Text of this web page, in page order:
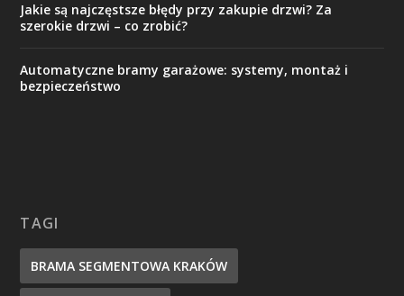
Jakie są najczęstsze błędy przy zakupie drzwi? Za
szerokie drzwi – co zrobić?
Automatyczne bramy garażowe: systemy, montaż i
bezpieczeństwo
TAGI
BRAMA SEGMENTOWA KRAKÓW